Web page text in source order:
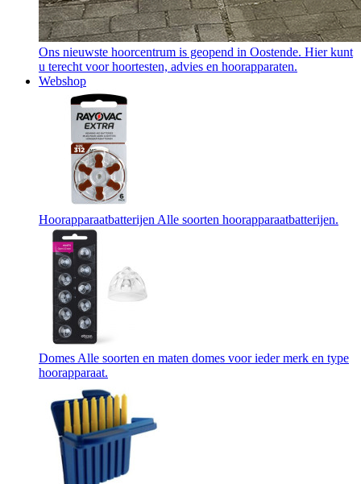
Ons nieuwste hoorcentrum is geopend in Oostende. Hier kunt
u terecht voor hoortesten, advies en hoorapparaten.
Webshop
Hoorapparaatbatterijen Alle soorten hoorapparaatbatterijen.
Domes Alle soorten en maten domes voor ieder merk en type
hoorapparaat.